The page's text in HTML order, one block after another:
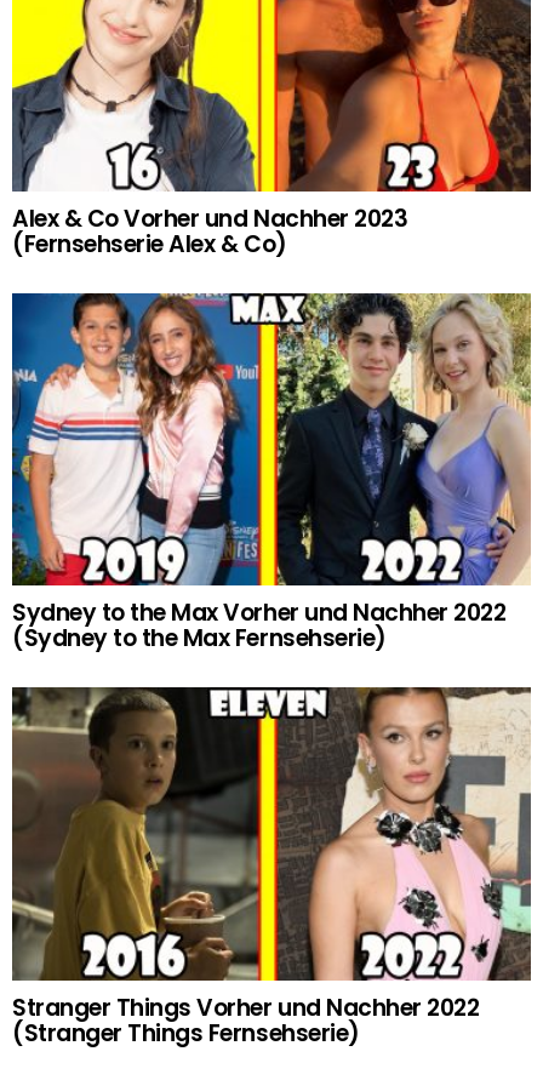
Alex & Co Vorher und Nachher 2023
(Fernsehserie Alex & Co)
Sydney to the Max Vorher und Nachher 2022
(Sydney to the Max Fernsehserie)
Stranger Things Vorher und Nachher 2022
(Stranger Things Fernsehserie)